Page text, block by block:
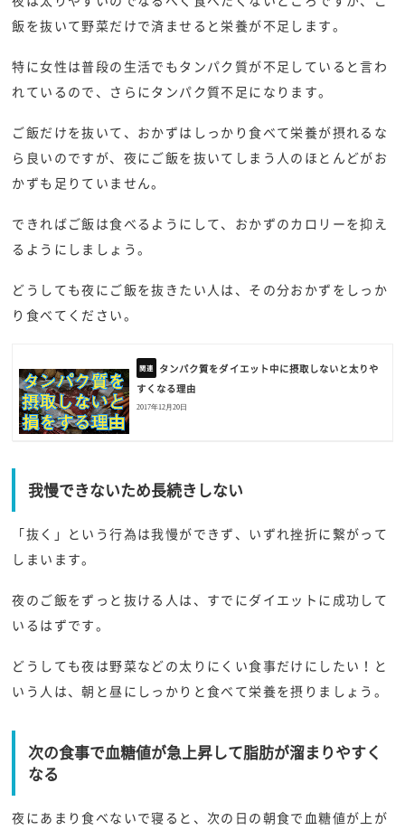
飯を抜いて野菜だけで済ませると栄養が不足します。
特に女性は普段の生活でもタンパク質が不足していると言わ
れているので、さらにタンパク質不足になります。
ご飯だけを抜いて、おかずはしっかり食べて栄養が摂れるな
ら良いのですが、夜にご飯を抜いてしまう人のほとんどがお
かずも足りていません。
できればご飯は食べるようにして、おかずのカロリーを抑え
るようにしましょう。
どうしても夜にご飯を抜きたい人は、その分おかずをしっか
り食べてください。
タンパク質をダイエット中に摂取しないと太りや
すくなる理由
2017年12月20日
我慢できないため長続きしない
「抜く」という行為は我慢ができず、いずれ挫折に繋がって
しまいます。
夜のご飯をずっと抜ける人は、すでにダイエットに成功して
いるはずです。
どうしても夜は野菜などの太りにくい食事だけにしたい！と
いう人は、朝と昼にしっかりと食べて栄養を摂りましょう。
次の食事で血糖値が急上昇して脂肪が溜まりやすく
なる
夜にあまり食べないで寝ると、次の日の朝食で血糖値が上が